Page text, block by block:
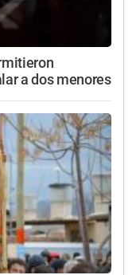
a dos menores